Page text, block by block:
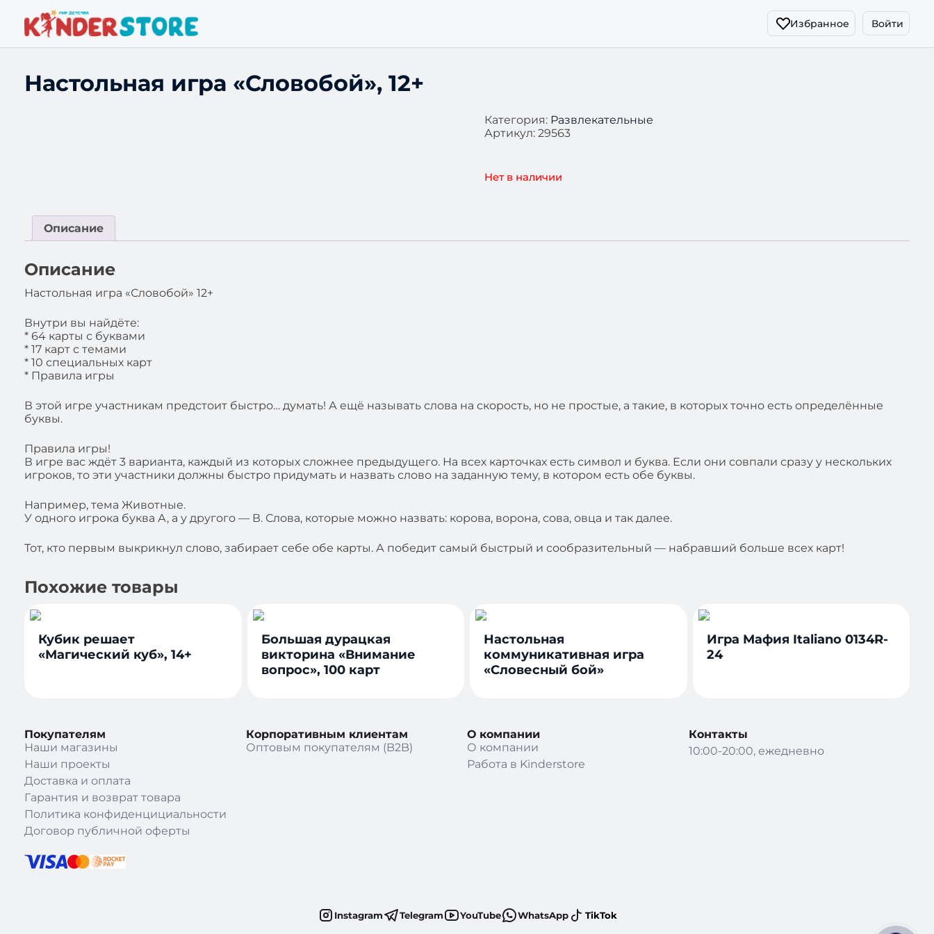
Избранное Войти
Настольная игра «Словобой», 12+
Категория: Развлекательные
Артикул:29563
Нет в наличии
Описание
Описание
Настольная игра «Словобой» 12+
Внутри вы найдёте:
* 64 карты с буквами
* 17 карт с темами
* 10 специальных карт
* Правила игры
В этой игре участникам предстоит быстро… думать! А ещё называть слова на скорость, но не простые, а такие, в которых точно есть определённые
буквы.
Правила игры!
В игре вас ждёт 3 варианта, каждый из которых сложнее предыдущего. На всех карточках есть символ и буква. Если они совпали сразу у нескольких
игроков, то эти участники должны быстро придумать и назвать слово на заданную тему, в котором есть обе буквы.
Например, тема Животные.
У одного игрока буква А, а у другого — В. Слова, которые можно назвать: корова, ворона, сова, овца и так далее.
Тот, кто первым выкрикнул слово, забирает себе обе карты. А победит самый быстрый и сообразительный — набравший больше всех карт!
Похожие товары
Кубик решает
«Магический куб», 14+
Большая дурацкая
викторина «Внимание
вопрос», 100 карт
Настольная
коммуникативная игра
«Словесный бой»
Игра Мафия Italiano 0134R-
24
Покупателям
Наши магазины
Наши проекты
Доставка и оплата
Гарантия и возврат товара
Политика конфиденцициальности
Договор публичной оферты
Корпоративным клиентам
Оптовым покупателям (B2B)
О компании
О компании
Работа в Kinderstore
Контакты
10:00-20:00, ежедневно
Instagram Telegram YouTube WhatsApp TikTok